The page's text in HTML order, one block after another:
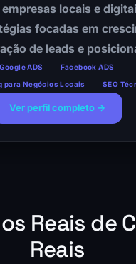
locais e
focadas em
de leads e
Google ADS
Facebook ADS
para Negócios Locais
SEO
Ver perfil completo →
Reais de
Reais